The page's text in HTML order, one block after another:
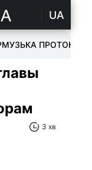
UA
ПРОТОКА
3 хв